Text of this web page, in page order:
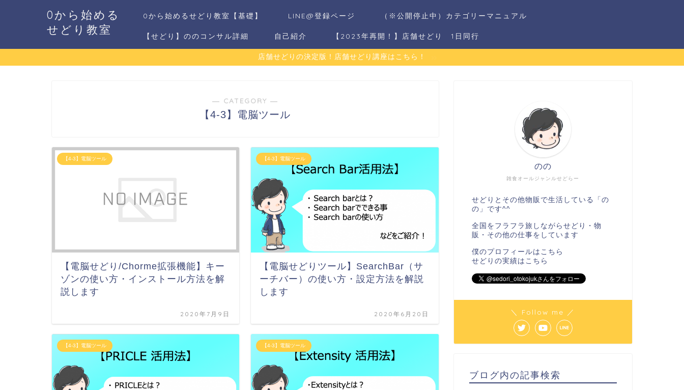
0から始める
せどり教室
0から始めるせどり教室【基礎】 LINE@登録ページ （※公開停止中）カテゴリーマニュアル
【せどり】ののコンサル詳細 自己紹介 【2023年再開！】店舗せどり 1日同行
店舗せどりの決定版！店舗せどり講座はこちら！
― CATEGORY ―
【4-3】電脳ツール
【4-3】電脳ツール
【電脳せどり/Chorme拡張機能】キー
ゾンの使い方・インストール方法を解
説します
2020年7月9日
【4-3】電脳ツール
【電脳せどりツール】SearchBar（サ
ーチバー）の使い方・設定方法を解説
します
2020年6月20日
【4-3】電脳ツール 【4-3】電脳ツール
雑食オールジャンルせどらー
のの
せどりとその他物販で生活している「の
の」です^^
全国をフラフラ旅しながらせどり・物
販・その他の仕事をしています
僕のプロフィールは こちら
せどりの実績は こちら
＼ Follow me ／
ブログ内の記事検索